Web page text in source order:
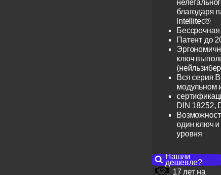
благодаря
Intellitec®
Патент до
ключ
Вся серия
модульном
DIN 18252,
один ключ и
уровня
Нашли
дешевле?
17 лет на